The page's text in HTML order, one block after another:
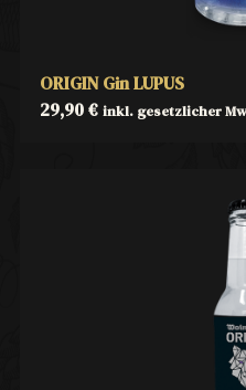
ORIGIN Gin LUPUS
29,90€ inkl. gesetzlicher